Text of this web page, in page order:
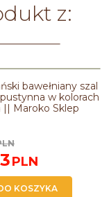
z:
bawełniany szal
w kolorach
|| Maroko Sklep
PLN
KOSZYKA